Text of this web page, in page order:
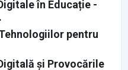
în Educație -
pentru
și Provocările